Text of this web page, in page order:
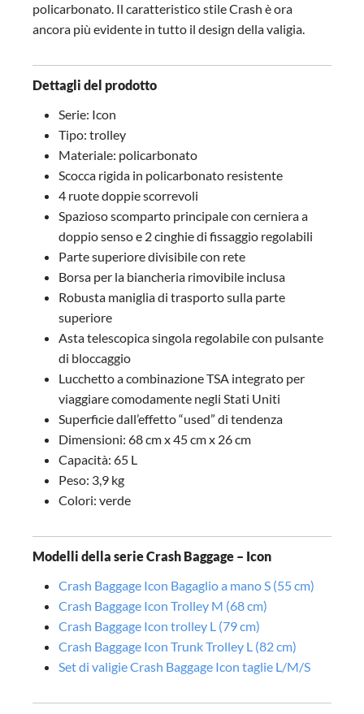
policarbonato. Il caratteristico stile Crash è ora
ancora più evidente in tutto il design della valigia.
Dettagli del prodotto
Serie: Icon
Tipo: trolley
Materiale: policarbonato
Scocca rigida in policarbonato resistente
4 ruote doppie scorrevoli
Spazioso scomparto principale con cerniera a
doppio senso e 2 cinghie di fissaggio regolabili
Parte superiore divisibile con rete
Borsa per la biancheria rimovibile inclusa
Robusta maniglia di trasporto sulla parte
superiore
Asta telescopica singola regolabile con pulsante
di bloccaggio
Lucchetto a combinazione TSA integrato per
viaggiare comodamente negli Stati Uniti
Superficie dall’effetto “used” di tendenza
Dimensioni: 68 cm x 45 cm x 26 cm
Capacità: 65 L
Peso: 3,9 kg
Colori: verde
Modelli della serie Crash Baggage – Icon
Crash Baggage Icon Bagaglio a mano S (55 cm)
Crash Baggage Icon Trolley M (68 cm)
Crash Baggage Icon trolley L (79 cm)
Crash Baggage Icon Trunk Trolley L (82 cm)
Set di valigie Crash Baggage Icon taglie L/M/S